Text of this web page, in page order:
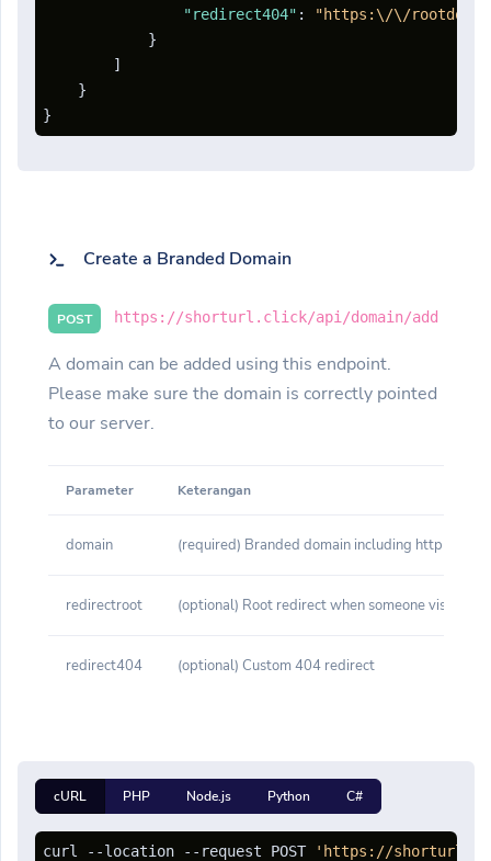
"redirect404" :
"https:\/\/
}
]
}
}
Create a Branded Domain
POST https://shorturl.click/api/domain/add
A domain can be added using this endpoint.
Please make sure the domain is correctly pointed
to our server.
Parameter Keterangan
domain (required) Branded domain including http or
redirectroot (optional) Root redirect when someone visits
redirect404 (optional) Custom 404 redirect
cURL PHP Node.js Python C#
curl --location --request POST 'https://